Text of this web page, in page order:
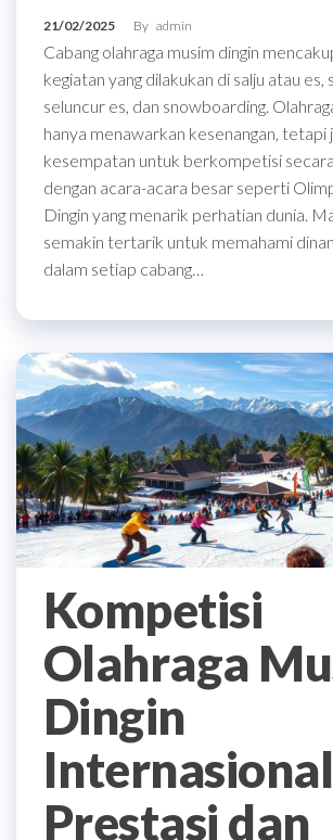
21/02/2025 By admin
Cabang olahraga musim dingin
kegiatan yang dilakukan di salju atau es,
seluncur es, dan snowboarding.
hanya menawarkan kesenangan, tetapi
kesempatan untuk berkompetisi
dengan acara-acara besar seperti
Dingin yang menarik perhatian dunia.
semakin tertarik untuk memahami
dalam setiap cabang…
Kompetisi
Olahraga
Dingin
Prestasi dan